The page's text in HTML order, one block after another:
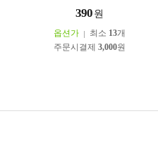
390 원
옵션가 최소 13개
주문시결제 3,000원